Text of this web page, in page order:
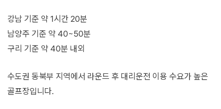
강남 기준 약 1시간 20분
남양주 기준 약 40~50분
구리 기준 약 40분 내외
수도권 동북부 지역에서 라운드 후 대리운전 이용 수요가 높은
골프장입니다.